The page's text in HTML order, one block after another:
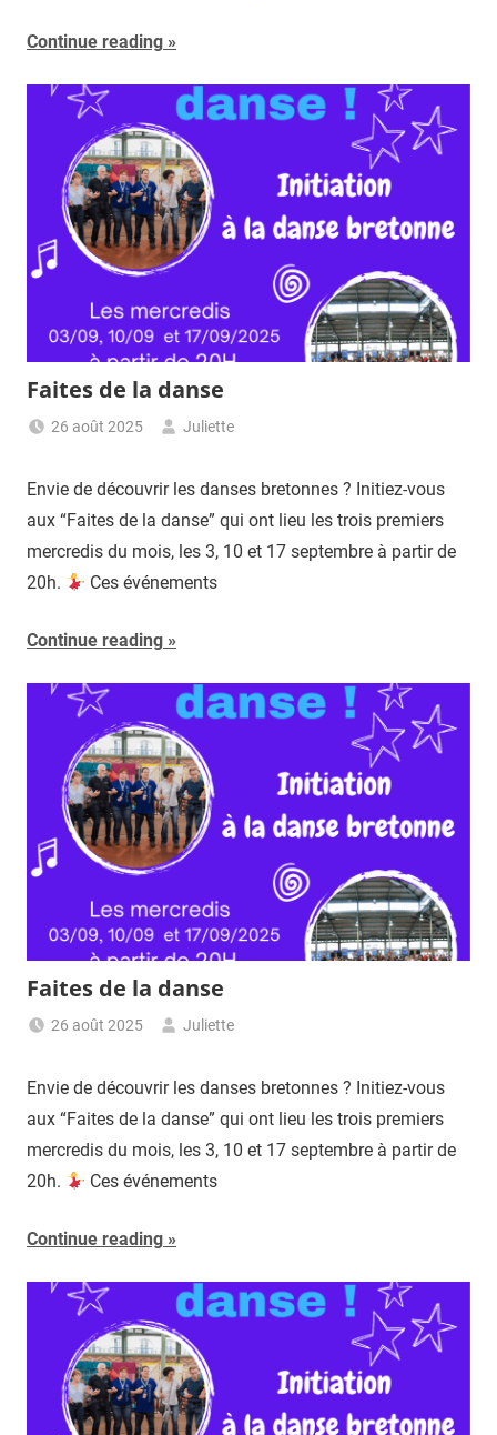
Continue reading
Faites de la danse
26 août 2025 Juliette
Envie de découvrir les danses bretonnes ? Initiez-vous
aux “Faites de la danse” qui ont lieu les trois premiers
mercredis du mois, les 3, 10 et 17 septembre à partir de
20h.
Ces événements
Continue reading
Faites de la danse
26 août 2025 Juliette
Envie de découvrir les danses bretonnes ? Initiez-vous
aux “Faites de la danse” qui ont lieu les trois premiers
mercredis du mois, les 3, 10 et 17 septembre à partir de
20h.
Ces événements
Continue reading